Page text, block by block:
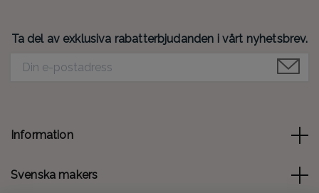
Ta del av exklusiva rabatterbjudanden i vårt nyhetsbrev.
Information
Svenska makers